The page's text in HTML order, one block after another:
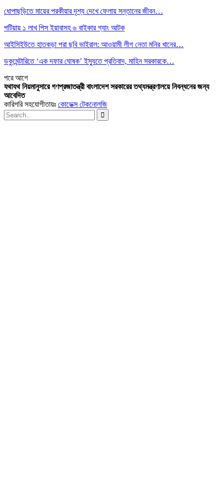
ধোপাছড়িতে মায়ের পরকীয়ার দৃশ্য দেখে ফেলায় সন্তানের জীবন…
পটিয়ায় ১ লাখ পিস ইয়াবাসহ ৬ বাইকার গ্যাং আটক
আইসিইউতে হাতকড়া পরা ছবি ভাইরাল: আওয়ামী লীগ নেতা মনির খানের…
ডকুমেন্টারিতে ‘এক দফার ঘোষক’ ইস্যুতে প্রতিবাদ, মাহিন সরকারকে…
পরেআগে
যথাযথ নিয়মানুসারে গণপ্রজাতন্ত্রী বাংলাদেশ সরকারের তথ্যমন্ত্রণালয়ে নিবন্ধনের জন্য
আবেদিত
কারিগরি সহযোগীতায়ঃ কোডেক্স টেকনোলজি